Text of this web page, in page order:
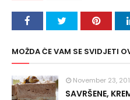
MOŽDA ĆE VAM SE SVIDJETI
November 23,
SAVRŠENE,